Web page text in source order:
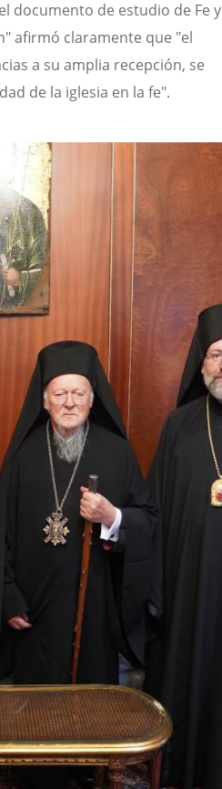
documento de estudio de Fe y
afirmó claramente que "el
a su amplia recepción, se
de la iglesia en la fe".